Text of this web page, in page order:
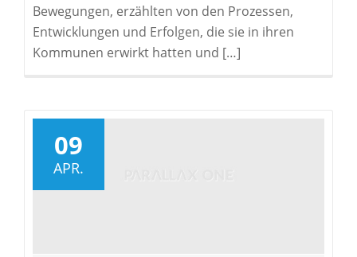
Bewegungen, erzählten von den Prozessen,
Entwicklungen und Erfolgen, die sie in ihren
Kommunen erwirkt hatten und […]
09
APR.